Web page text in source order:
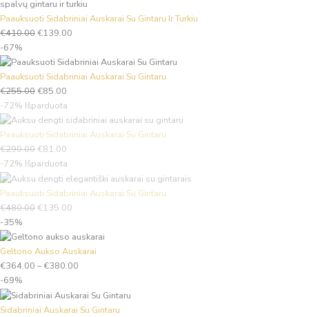
Paauksuoti Sidabriniai Auskarai Su Gintaru Ir Turkiu
€410.00€139.00
-67%
Paauksuoti Sidabriniai Auskarai Su Gintaru
€255.00€85.00
-72% Išparduota
Paauksuoti Sidabriniai Auskarai Su Gintaru
€290.00 €81.00
-72% Išparduota
Paauksuoti Sidabriniai Auskarai Su Gintaru
€480.00 €135.00
-35%
Geltono Aukso Auskarai
€364.00 –€380.00
-69%
Sidabriniai Auskarai Su Gintaru